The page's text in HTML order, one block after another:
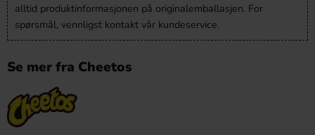
alltid produktinformasjonen på originalemballasjen. For
spørsmål, vennligst kontakt vår kundeservice.
Se mer fra Cheetos